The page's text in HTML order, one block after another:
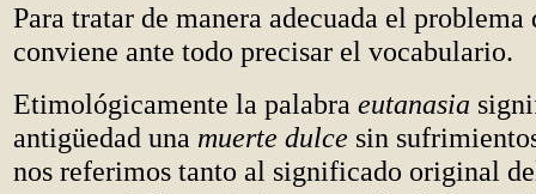
Para tratar de manera adecuada el problema
conviene ante todo precisar el vocabulario.
Etimológicamente la palabra eutanasia
antigüedad una muerte dulce sin
nos referimos tanto al significado original